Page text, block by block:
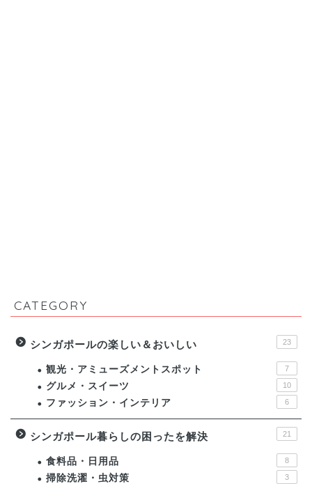
CATEGORY
シンガポールの楽しい＆おいしい 23
観光・アミューズメントスポット 7
グルメ・スイーツ 10
ファッション・インテリア 6
シンガポール暮らしの困ったを解決 21
食料品・日用品 8
掃除洗濯・虫対策 3